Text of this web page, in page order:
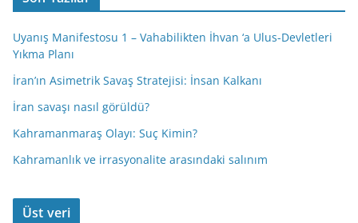
Uyanış Manifestosu 1 – Vahabilikten İhvan ‘a Ulus-Devletleri
Yıkma Planı
İran’ın Asimetrik Savaş Stratejisi: İnsan Kalkanı
İran savaşı nasıl görüldü?
Kahramanmaraş Olayı: Suç Kimin?
Kahramanlık ve irrasyonalite arasındaki salınım
Üst veri